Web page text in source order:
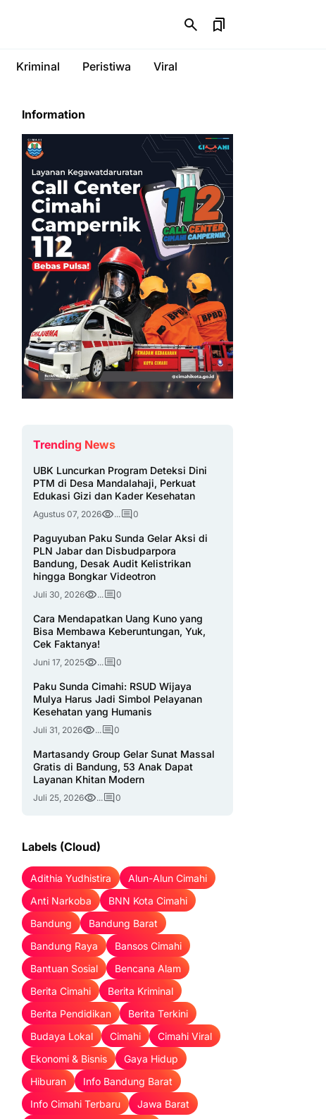
Kriminal Peristiwa Viral
Information
Trending News
UBK Luncurkan Program Deteksi Dini
PTM di Desa Mandalahaji, Perkuat
Edukasi Gizi dan Kader Kesehatan
Agustus 07, 2026 ... 0
Paguyuban Paku Sunda Gelar Aksi di
PLN Jabar dan Disbudparpora
Bandung, Desak Audit Kelistrikan
hingga Bongkar Videotron
Juli 30, 2026 ... 0
Cara Mendapatkan Uang Kuno yang
Bisa Membawa Keberuntungan, Yuk,
Cek Faktanya!
Juni 17, 2025 ... 0
Paku Sunda Cimahi: RSUD Wijaya
Mulya Harus Jadi Simbol Pelayanan
Kesehatan yang Humanis
Juli 31, 2026 ... 0
Martasandy Group Gelar Sunat Massal
Gratis di Bandung, 53 Anak Dapat
Layanan Khitan Modern
Juli 25, 2026 ... 0
Labels (Cloud)
Adithia Yudhistira
Alun-Alun Cimahi
Anti Narkoba
BNN Kota Cimahi
Bandung
Bandung Barat
Bandung Raya
Bansos Cimahi
Bantuan Sosial
Bencana Alam
Berita Cimahi
Berita Kriminal
Berita Pendidikan
Berita Terkini
Budaya Lokal
Cimahi
Cimahi Viral
Ekonomi & Bisnis
Gaya Hidup
Hiburan
Info Bandung Barat
Info Cimahi Terbaru
Jawa Barat